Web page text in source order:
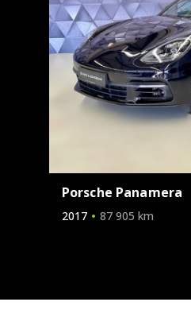
Porsche Panamera
2017 87 905 km